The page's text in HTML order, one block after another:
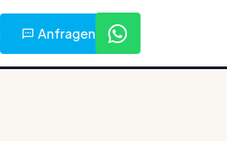
Anfragen